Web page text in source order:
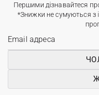
Першими дізнавайтеся
*Знижки не сумуються з